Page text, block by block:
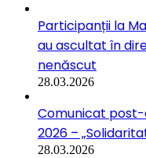
Participanții la
au ascultat în
nenăscut
28.03.2026
Comunicat
2026 –
28.03.2026